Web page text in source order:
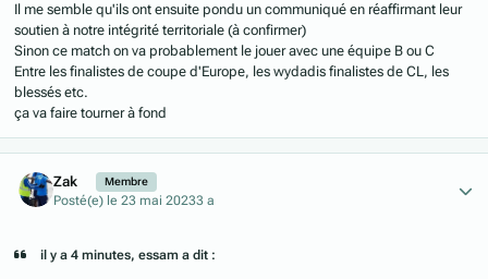
Il me semble qu'ils ont ensuite pondu un communiqué en réaffirmant leur
soutien à notre intégrité territoriale (à confirmer)
Sinon ce match on va probablement le jouer avec une équipe B ou C
Entre les finalistes de coupe d'Europe, les wydadis finalistes de CL, les
blessés etc.
ça va faire tourner à fond
Zak Membre
Posté(e) le 23 mai 20233 a
il y a 4 minutes, essam a dit :